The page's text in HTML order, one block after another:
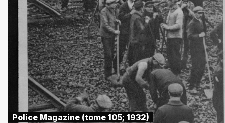
Police Magazine (tome 105; 1932)